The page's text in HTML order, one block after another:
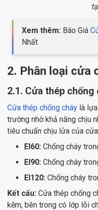
Xem thêm: Báo Giá
Nhất
2. Phân loại cửa
2.1. Cửa thép chống
Cửa thép chống cháy là
trường nhờ khả năng chịu
tiêu chuẩn chịu lửa của
EI60: Chống cháy
EI90: Chống cháy
EI120: Chống cháy
Kết cấu: Cửa thép chống
kẽm, bên trong có lớp lõi